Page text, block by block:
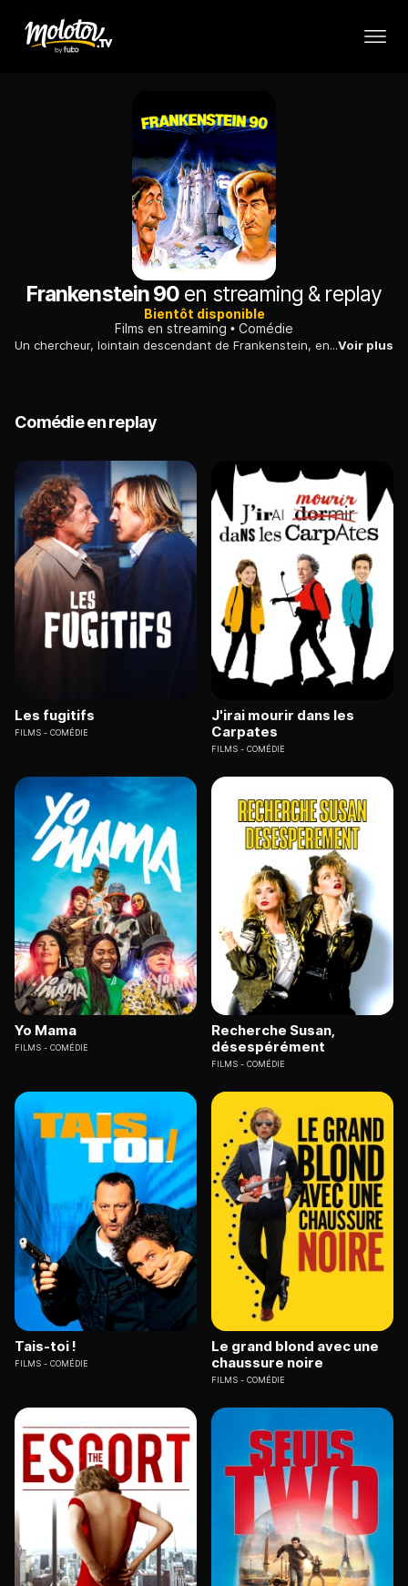
Frankenstein 90 en streaming & replay
Bientôt disponible
Films en streaming
Comédie
Un chercheur, lointain descendant de Frankenstein, entreprend de perpétuer l'oeuvre de son ancêtre et fabrique une créature à partir de pièces détachées.Voir plus
Comédie en replay
Les fugitifs
FILMS COMÉDIE
J'irai mourir dans les
Carpates
FILMS COMÉDIE
Yo Mama
FILMS COMÉDIE
Recherche Susan,
désespérément
FILMS COMÉDIE
Tais-toi !
FILMS COMÉDIE
Le grand blond avec une
chaussure noire
FILMS COMÉDIE